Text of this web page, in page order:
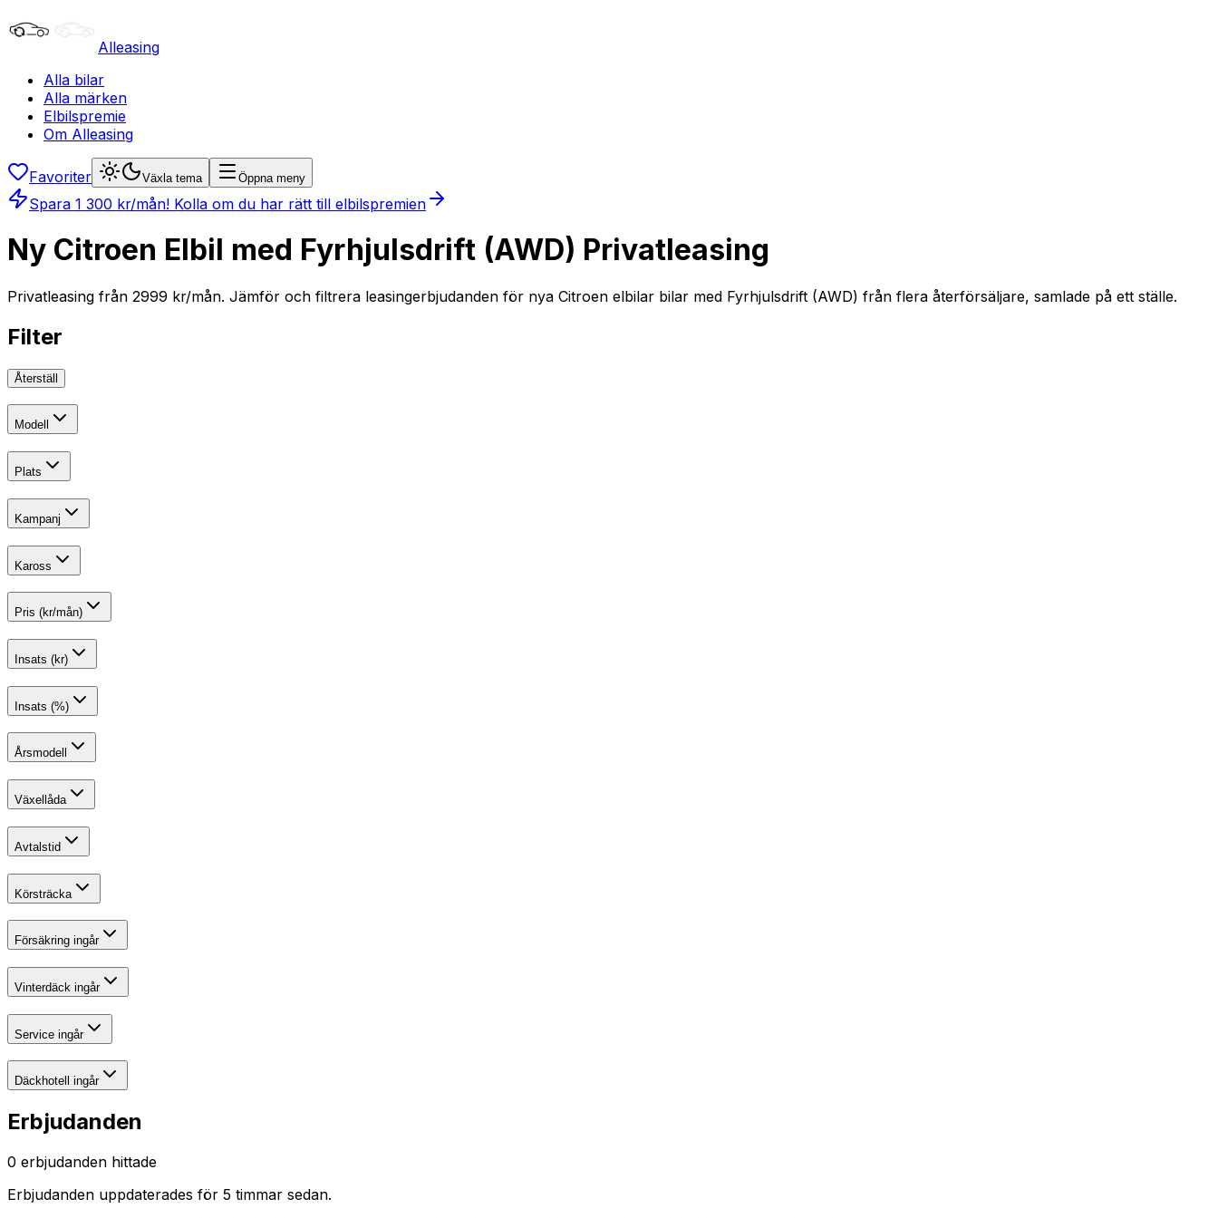
Alleasing
Alla bilar
Alla märken
Elbilspremie
Om Alleasing
Favoriter Växla tema Öppna meny
Spara 1 300 kr/mån! Kolla om du har rätt till elbilspremien
Ny Citroen Elbil med Fyrhjulsdrift (AWD) Privatleasing
Privatleasing från 2999 kr/mån. Jämför och filtrera leasingerbjudanden för nya Citroen elbilar bilar med Fyrhjulsdrift (AWD) från flera återförsäljare, samlade på ett ställe.
Filter
Återställ
Modell
Plats
Kampanj
Kaross
Pris (kr/mån)
Insats (kr)
Insats (%)
Årsmodell
Växellåda
Avtalstid
Körsträcka
Försäkring ingår
Vinterdäck ingår
Service ingår
Däckhotell ingår
Erbjudanden
0 erbjudanden hittade
Erbjudanden uppdaterades för 5 timmar sedan.